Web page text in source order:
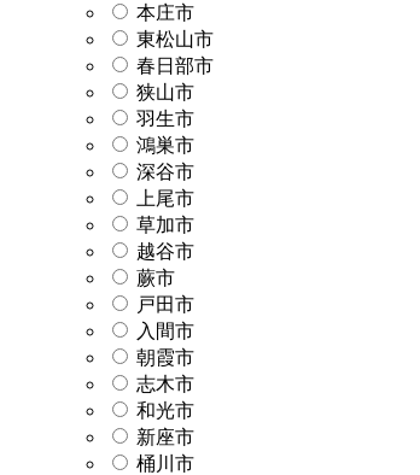
本庄市
東松山市
春日部市
狭山市
羽生市
鴻巣市
深谷市
上尾市
草加市
越谷市
蕨市
戸田市
入間市
朝霞市
志木市
和光市
新座市
桶川市